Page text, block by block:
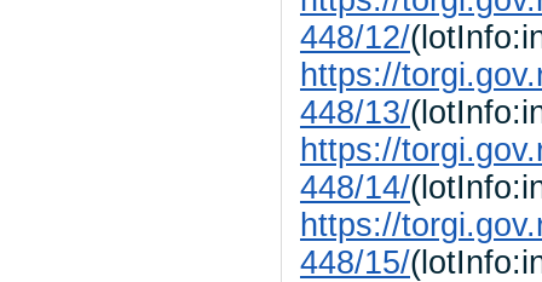
448/12/
https://
448/13/
https://
448/14/
https://
448/15/